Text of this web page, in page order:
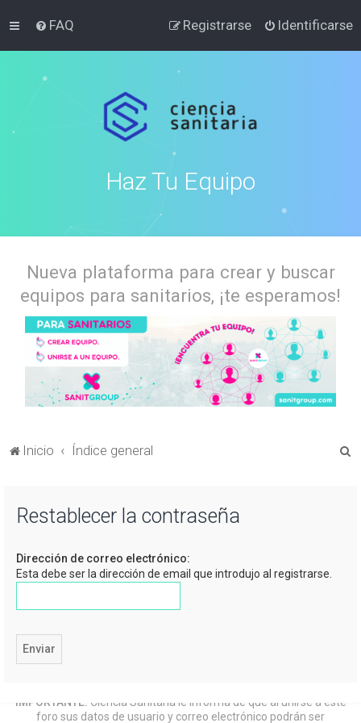
FAQ Identificarse
Registrarse
Haz Tu Equipo
Nueva plataforma para crear y buscar
equipos para sanitarios, ¡te esperamos!
Inicio Índice general
Restablecer la contraseña
Dirección de correo electrónico:
Esta debe ser la dirección de email que introdujo al registrarse.
IMPORTANTE: Ciencia Sanitaria le informa de que al unirse a este
foro sus datos de usuario y correo electrónico podrán ser